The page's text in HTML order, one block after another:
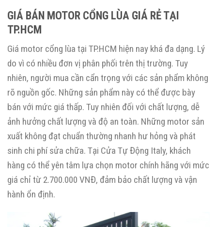
GIÁ BÁN MOTOR CỔNG LÙA GIÁ RẺ TẠI
TP.HCM
Giá motor cổng lùa tại TP.HCM hiện nay khá đa dạng. Lý
do vì có nhiều đơn vị phân phối trên thị trường. Tuy
nhiên, người mua cần cẩn trọng với các sản phẩm không
rõ nguồn gốc. Những sản phẩm này có thể được bày
bán với mức giá thấp. Tuy nhiên đối với chất lượng, dễ
ảnh hưởng chất lượng và độ an toàn. Những motor sản
xuất không đạt chuẩn thường nhanh hư hỏng và phát
sinh chi phí sửa chữa. Tại Cửa Tự Động Italy, khách
hàng có thể yên tâm lựa chọn motor chính hãng với mức
giá chỉ từ 2.700.000 VNĐ, đảm bảo chất lượng và vận
hành ổn định.